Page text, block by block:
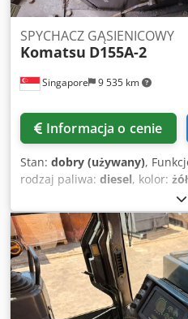
Singapore 9 535 km
SPYCHACZ GĄSIENICOWY
Komatsu D155A-2
Informacja o cenie
Stan: dobry (używany),
rodzaj paliwa: diesel, kolor:
50222
kabina, Opis produktu
Wyprodukowana przez
gąsienicowego Działa na
Dqofx Aguorf Maszyna
informacji prosimy o kontakt
Pte Ltd 13A Pandan Crescent,